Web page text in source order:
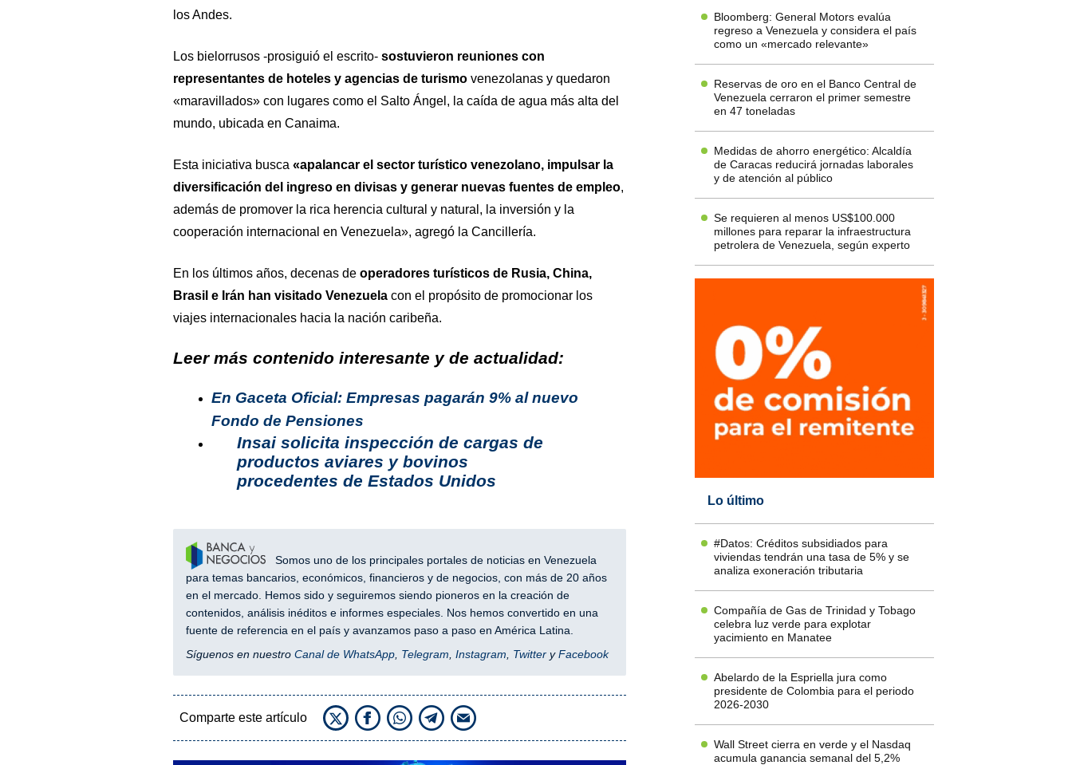
los Andes.
Los bielorrusos -prosiguió el escrito- sostuvieron reuniones con
representantes de hoteles y agencias de turismovenezolanas y quedaron
«maravillados» con lugares como el Salto Ángel, la caída de agua más alta del
mundo, ubicada en Canaima.
Esta iniciativa busca «apalancar el sector turístico venezolano, impulsar la
diversificación del ingreso en divisas y generar nuevas fuentes de empleo,
además de promover la rica herencia cultural y natural, la inversión y la
cooperación internacional en Venezuela», agregó la Cancillería.
En los últimos años, decenas de operadores turísticos de Rusia, China,
Brasil e Irán han visitado Venezuelacon el propósito de promocionar los
viajes internacionales hacia la nación caribeña.
Leer más contenido interesante y de actualidad:
En Gaceta Oficial: Empresas pagarán 9% al nuevo
Fondo de Pensiones
Insai solicita inspección de cargas de
productos aviares y bovinos
procedentes de Estados Unidos
Somos uno de los principales portales de noticias en Venezuela
para temas bancarios, económicos, financieros y de negocios, con más de 20 años
en el mercado. Hemos sido y seguiremos siendo pioneros en la creación de
contenidos, análisis inéditos e informes especiales. Nos hemos convertido en una
fuente de referencia en el país y avanzamos paso a paso en América Latina.
Síguenos en nuestro Canal de WhatsApp, Telegram Instagram TwitteryFacebook
Comparte este artículo
Bloomberg: General Motors evalúa
regreso a Venezuela y considera el país
como un «mercado relevante»
Reservas de oro en el Banco Central de
Venezuela cerraron el primer semestre
en 47 toneladas
Medidas de ahorro energético: Alcaldía
de Caracas reducirá jornadas laborales
y de atención al público
Se requieren al menos US$100.000
millones para reparar la infraestructura
petrolera de Venezuela, según experto
Lo último
#Datos: Créditos subsidiados para
viviendas tendrán una tasa de 5% y se
analiza exoneración tributaria
Compañía de Gas de Trinidad y Tobago
celebra luz verde para explotar
yacimiento en Manatee
Abelardo de la Espriella jura como
presidente de Colombia para el periodo
2026-2030
Wall Street cierra en verde y el Nasdaq
acumula ganancia semanal del 5,2%